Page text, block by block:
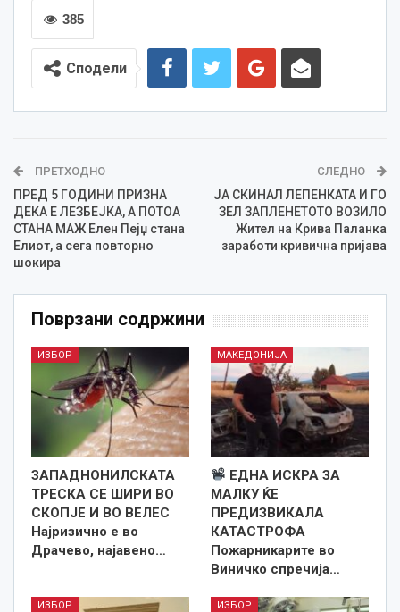
385
Сподели
ПРЕТХОДНО
ПРЕД 5 ГОДИНИ ПРИЗНА
ДЕКА Е ЛЕЗБЕЈКА, А ПОТОА
СТАНА МАЖ Елен Пејџ стана
Елиот, а сега повторно
шокира
СЛЕДНО
ЈА СКИНАЛ ЛЕПЕНКАТА И ГО
ЗЕЛ ЗАПЛЕНЕТОТО ВОЗИЛО
Жител на Крива Паланка
заработи кривична пријава
Поврзани содржини
ИЗБОР
ЗАПАДНОНИЛСКАТА
ТРЕСКА СЕ ШИРИ ВО
СКОПЈЕ И ВО ВЕЛЕС
Најризично е во
Драчево, најавено…
МАКЕДОНИЈА
ЕДНА ИСКРА ЗА
МАЛКУ ЌЕ
ПРЕДИЗВИКАЛА
КАТАСТРОФА
Пожарникарите во
Виничко спречија…
ИЗБОР ИЗБОР